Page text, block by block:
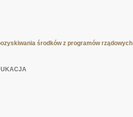
środków z programów rządowych